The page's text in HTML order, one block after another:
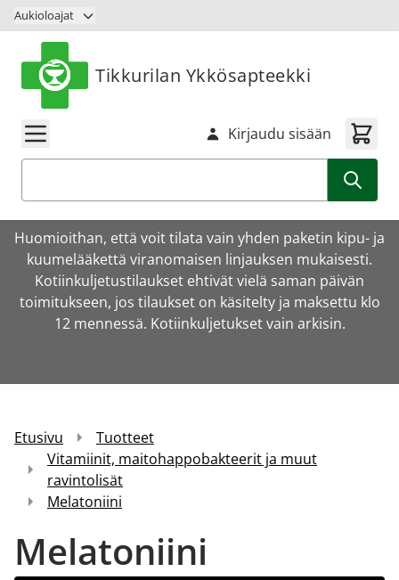
Siirry sisältöön
Aukioloajat
Tikkurilan Ykkösapteekki
Kirjaudu sisään
Huomioithan, että voit tilata vain yhden paketin kipu- ja
kuumelääkettä viranomaisen linjauksen mukaisesti.
Kotiinkuljetustilaukset ehtivät vielä saman päivän
toimitukseen, jos tilaukset on käsitelty ja maksettu klo
12 mennessä. Kotiinkuljetukset vain arkisin.
Etusivu
Tuotteet
Vitamiinit, maitohappobakteerit ja muut
ravintolisät
Melatoniini
Melatoniini